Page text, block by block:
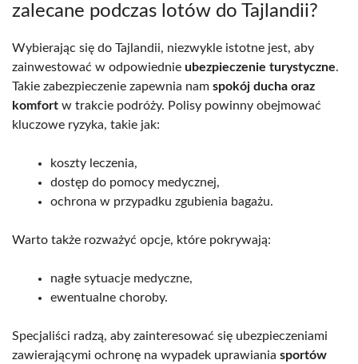
zalecane podczas lotów do Tajlandii?
Wybierając się do Tajlandii, niezwykle istotne jest, aby
zainwestować w odpowiednie ubezpieczenie turystyczne.
Takie zabezpieczenie zapewnia nam spokój ducha oraz
komfort w trakcie podróży. Polisy powinny obejmować
kluczowe ryzyka, takie jak:
koszty leczenia,
dostęp do pomocy medycznej,
ochrona w przypadku zgubienia bagażu.
Warto także rozważyć opcje, które pokrywają:
nagłe sytuacje medyczne,
ewentualne choroby.
Specjaliści radzą, aby zainteresować się ubezpieczeniami
zawierającymi ochronę na wypadek uprawiania sportów